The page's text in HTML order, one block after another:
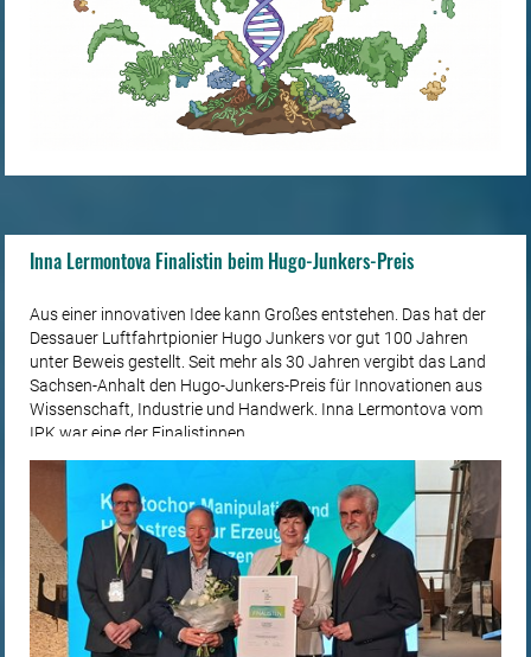
Inna Lermontova Finalistin beim Hugo-Junkers-Preis
Aus einer innovativen Idee kann Großes entstehen. Das hat der
Dessauer Luftfahrtpionier Hugo Junkers vor gut 100 Jahren
unter Beweis gestellt. Seit mehr als 30 Jahren vergibt das Land
Sachsen-Anhalt den Hugo-Junkers-Preis für Innovationen aus
Wissenschaft, Industrie und Handwerk. Inna Lermontova vom
IPK war eine der Finalistinnen.